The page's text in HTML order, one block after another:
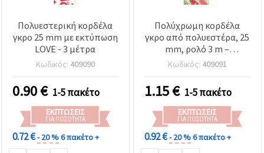
Πολυεστερική κορδέλα
γκρο 25 mm με εκτύπωση
LOVE - 3 μέτρα
Κωδικός: 409090
0.90€ 1-5 πακέτο
ΕΚΠΤΏΣΕΙΣ
ΓΙΑ ΠΟΣΌΤΗΤΑ
0.72 €- 20 %6 πακέτο +
Πολύχρωμη κορδέλα
γκρο από πολυεστέρα, 25
mm, ρολό 3 m –
Διακοσμητική κορδέλα
για συσκευασία δώρων,
φιόγκους,
σκραπμπούκινγκ &
χειροτεχνίες
Κωδικός: 409091
1.15€ 1-5 πακέτο
ΕΚΠΤΏΣΕΙΣ
ΓΙΑ ΠΟΣΌΤΗΤΑ
0.92 €- 20 %6 πακέτο +